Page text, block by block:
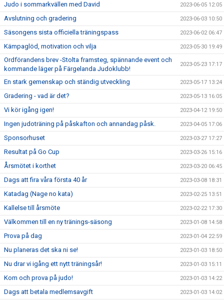
Judo i sommarkvällen med David 2023-06-05 12:05
Avslutning och gradering 2023-06-03 10:50
Säsongens sista officiella träningspass 2023-06-02 06:47
Kämpaglöd, motivation och vilja 2023-05-30 19:49
Ordförandens brev -Stolta framsteg, spännande event och
kommande läger på Färgelanda Judoklubb!
2023-05-23 17:17
En stark gemenskap och ständig utveckling 2023-05-17 13:24
Gradering - vad är det? 2023-05-13 16:05
Vi kör igång igen! 2023-04-12 19:50
Ingen judoträning på påskafton och annandag påsk. 2023-04-05 17:06
Sponsorhuset 2023-03-27 17:27
Resultat på Go Cup 2023-03-26 15:16
Årsmötet i korthet 2023-03-20 06:45
Dags att fira våra första 40 år 2023-03-08 18:31
Katadag (Nage no kata) 2023-02-25 13:51
Kallelse till årsmöte 2023-02-22 17:30
Välkommen till en ny tränings-säsong 2023-01-08 14:58
Prova på dag 2023-01-04 22:59
Nu planeras det ska ni se! 2023-01-03 18:50
Nu drar vi igång ett nytt träningsår! 2023-01-03 15:11
Kom och prova på judo! 2023-01-03 14:22
Dags att betala medlemsavgift 2023-01-03 14:02